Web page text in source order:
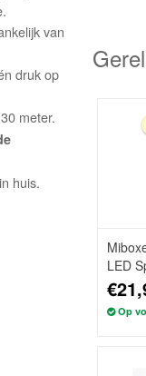
van
druk op
meter.
huis.
LED
Op